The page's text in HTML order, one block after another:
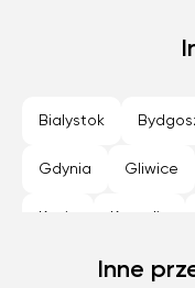
Bialystok
Gdynia Gliwice
Konin Koszalin
Nowy SączInne